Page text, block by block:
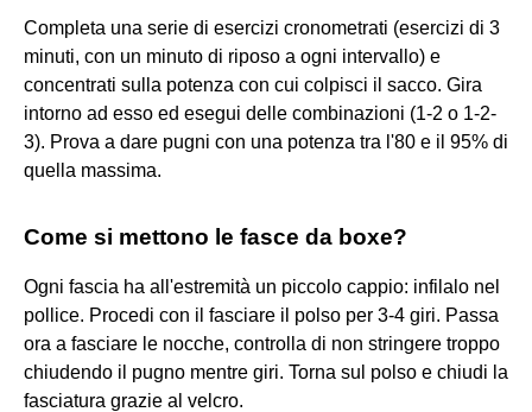
Completa una serie di esercizi cronometrati (esercizi di 3
minuti, con un minuto di riposo a ogni intervallo) e
concentrati sulla potenza con cui colpisci il sacco. Gira
intorno ad esso ed esegui delle combinazioni (1-2 o 1-2-
3). Prova a dare pugni con una potenza tra l'80 e il 95% di
quella massima.
Come si mettono le fasce da boxe?
Ogni fascia ha all'estremità un piccolo cappio: infilalo nel
pollice. Procedi con il fasciare il polso per 3-4 giri. Passa
ora a fasciare le nocche, controlla di non stringere troppo
chiudendo il pugno mentre giri. Torna sul polso e chiudi la
fasciatura grazie al velcro.